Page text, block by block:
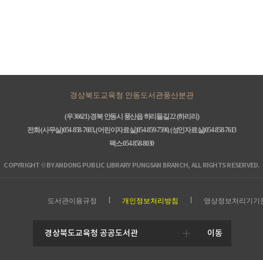
경상북도교육청 안동도서관풍산분관
(우 36621) 경북 안동시 풍산읍 하리들길 22 (하리리)
전화 (사무실)054-858-7603, (어린이자료실)054-859-7590, (성인자료실)054-858-7613
팩스 054-858-8030
COPYRIGHT © BY ANDONG PUBLIC LIBRARY PUNGSAN BRANCH, ALL RIGHTS RESERVED.
도서관이용규정 개인정보처리방침 영상정보처리기기
이동